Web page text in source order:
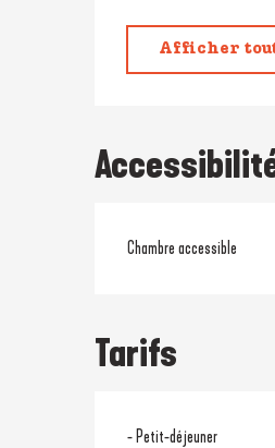
Afficher
Chambre accessible
Tarifs
- Petit-déjeuner